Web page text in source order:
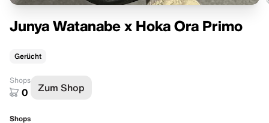
Junya Watanabe x Hoka Ora Primo
Gerücht
Shops
0 Zum Shop
Shops